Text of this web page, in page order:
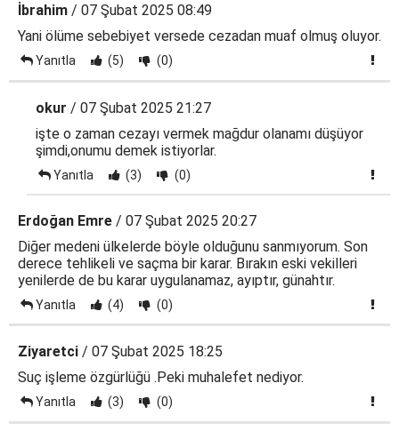
İbrahim / 07 Şubat 2025 08:49
Yani ölüme sebebiyet versede cezadan muaf olmuş oluyor.
Yanıtla (5) (0)
okur / 07 Şubat 2025 21:27
işte o zaman cezayı vermek mağdur olanamı düşüyor
şimdi,onumu demek istiyorlar.
Yanıtla (3) (0)
Erdoğan Emre / 07 Şubat 2025 20:27
Diğer medeni ülkelerde böyle olduğunu sanmıyorum. Son
derece tehlikeli ve saçma bir karar. Bırakın eski vekilleri
yenilerde de bu karar uygulanamaz, ayıptır, günahtır.
Yanıtla (4) (0)
Ziyaretci / 07 Şubat 2025 18:25
Suç işleme özgürlüğü .Peki muhalefet nediyor.
Yanıtla (3) (0)